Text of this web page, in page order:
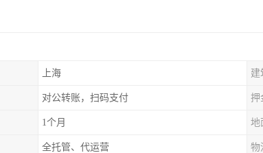
上海 建
对公转账，扫码支付 押
1个月 地
全托管、代运营 物